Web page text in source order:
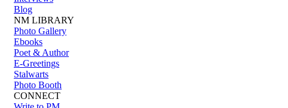
Blog
NM LIBRARY
Photo Gallery
Ebooks
Poet & Author
E-Greetings
Stalwarts
Photo Booth
CONNECT